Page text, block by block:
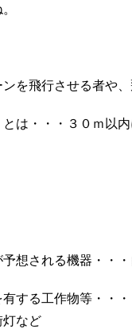
ンを飛行させる者や
とは・・・３０ｍ以
想される機器・・
する工作物等・・
灯など